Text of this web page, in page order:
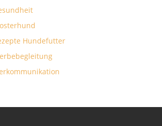
Hundefutter